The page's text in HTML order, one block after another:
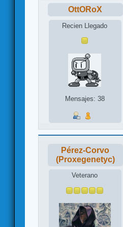
OttORoX
Recien Llegado
Mensajes: 38
Pérez-Corvo
(Proxegenetyc)
Veterano